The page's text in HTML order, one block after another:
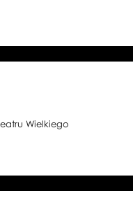
Wielkiego